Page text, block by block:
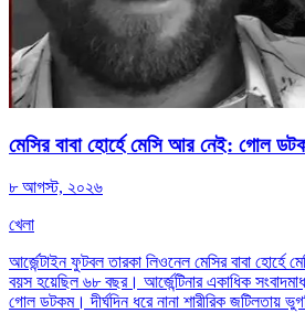
মেসির বাবা হোর্হে মেসি আর নেই: গোল
৮ আগস্ট, ২০২৬
খেলা
আর্জেন্টাইন ফুটবল তারকা লিওনেল মেসির বাবা হোর্হে
বয়স হয়েছিল ৬৮ বছর। আর্জেন্টিনার একাধিক
গোল ডটকম। দীর্ঘদিন ধরে নানা শারীরিক জটিলতায়